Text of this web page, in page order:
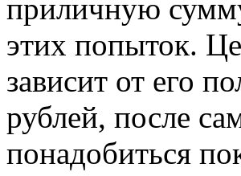
приличную
этих попыток.
зависит от его
рублей, после
понадобиться